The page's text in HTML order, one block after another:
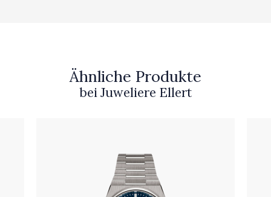
Ähnliche Produkte
bei Juweliere Ellert